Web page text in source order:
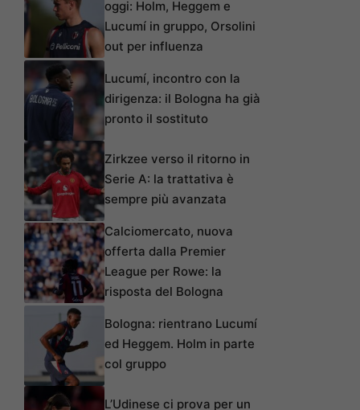
oggi: Holm, Heggem e
Lucumí in gruppo, Orsolini
out per influenza
Lucumí, incontro con la
dirigenza: il Bologna ha già
pronto il sostituto
Zirkzee verso il ritorno in
Serie A: la trattativa è
sempre più avanzata
Calciomercato, nuova
offerta dalla Premier
League per Rowe: la
risposta del Bologna
Bologna: rientrano Lucumí
ed Heggem. Holm in parte
col gruppo
L’Udinese ci prova per un